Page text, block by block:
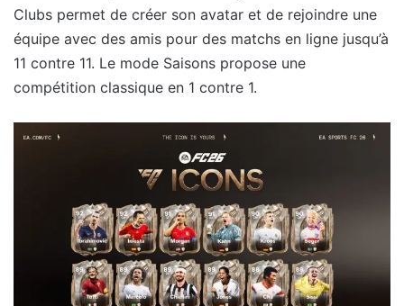
Clubs permet de créer son avatar et de rejoindre une
équipe avec des amis pour des matchs en ligne jusqu’à
11 contre 11. Le mode Saisons propose une
compétition classique en 1 contre 1.